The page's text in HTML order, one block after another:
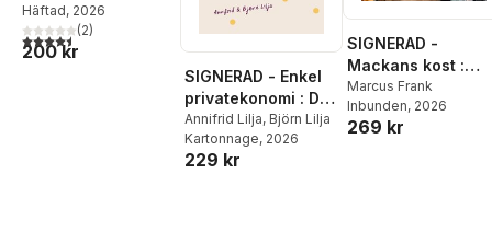
Häftad, 2026
4,5utav 5 stjärnor. Totalt antal röster:
(2)
200 kr
SIGNERAD - Enkel
privatekonomi : Din
praktiska guide till
livets alla
pengafrågor
Annifrid Lilja, Björn Lilja
Kartonnage, 2026
229 kr
SIGNERAD -
Mackans kost :
Middagar och
matlådor
Marcus Frank
Inbunden, 2026
269 kr